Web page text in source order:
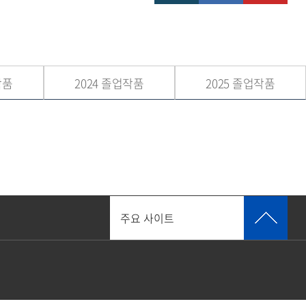
2024 졸업작품 2025 졸업작품
주요 사이트